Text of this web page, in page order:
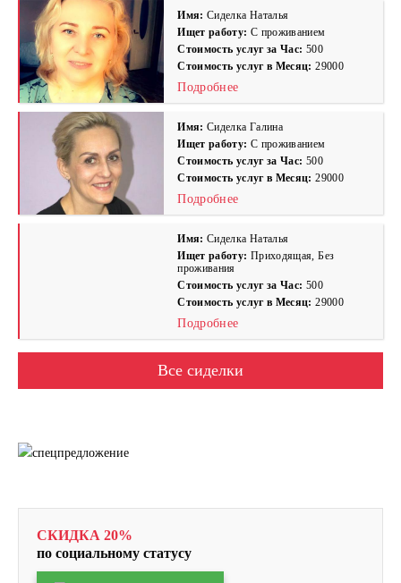
Имя: Сиделка Наталья
Ищет работу: С проживанием
Стоимость услуг за Час: 500
Стоимость услуг в Месяц:29000
Подробнее
Имя: Сиделка Галина
Ищет работу: С проживанием
Стоимость услуг за Час: 500
Стоимость услуг в Месяц:29000
Подробнее
Имя: Сиделка Наталья
Ищет работу: Приходящая, Без
проживания
Стоимость услуг за Час: 500
Стоимость услуг в Месяц:29000
Подробнее
Все сиделки
СКИДКА 20%
по социальному статусу